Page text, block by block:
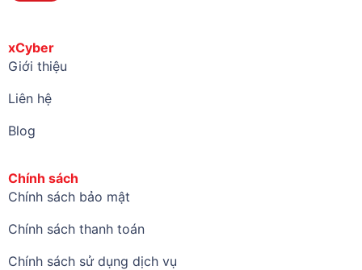
xCyber
Giới thiệu
Liên hệ
Blog
Chính sách
Chính sách bảo mật
Chính sách thanh toán
Chính sách sử dụng dịch vụ